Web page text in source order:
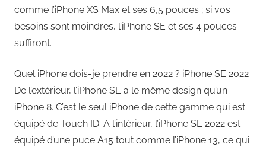
comme l’iPhone XS Max et ses 6,5 pouces ; si vos
besoins sont moindres, l’iPhone SE et ses 4 pouces
suffiront.
Quel iPhone dois-je prendre en 2022 ? iPhone SE 2022
De l’extérieur, l’iPhone SE a le même design qu’un
iPhone 8. C’est le seul iPhone de cette gamme qui est
équipé de Touch ID. A l’intérieur, l’iPhone SE 2022 est
équipé d’une puce A15 tout comme l’iPhone 13, ce qui